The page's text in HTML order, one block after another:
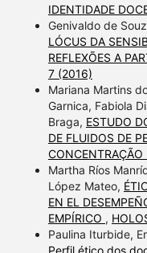
IDENTIDADE
Genivaldo de
LÓCUS DA
REFLEXÕES A
7 (2016)
Mariana Martins
Garnica, Fabiola
Braga, ESTUDO
DE FLUIDOS DE
CONCENTRAÇÃO
Martha Ríos
López Mateo,
EN EL
EMPÍRICO ,
Paulina Iturbide,